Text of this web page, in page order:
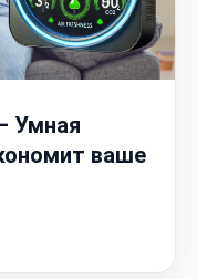
Умная
ваше